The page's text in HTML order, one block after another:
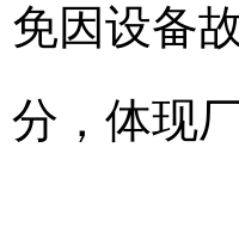
免因设备
分，体现